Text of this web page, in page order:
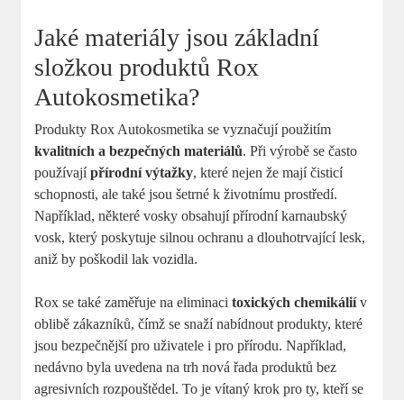
Jaké materiály ⁢jsou základní
složkou produktů Rox
Autokosmetika?
Produkty​ Rox Autokosmetika se​ vyznačují ‍použitím
kvalitních⁤ a bezpečných ⁤materiálů.⁢ Při výrobě ⁤se často
používajípřírodní výtažky, ⁣které nejen ⁢že mají čisticí
schopnosti, ale také jsou šetrné ‌k životnímu​ prostředí.⁢
Například, ‌některé vosky⁣ obsahují přírodní karnaubský
vosk, který poskytuje silnou⁢ ochranu‌ a⁣ dlouhotrvající lesk,
aniž by ‌poškodil lak vozidla.
Rox se také zaměřuje ‍na eliminacitoxických chemikáliív
⁣oblibě zákazníků, ‍čímž se snaží nabídnout ⁣produkty, které​
jsou bezpečnější ‍pro uživatele i pro přírodu.⁣ Například,
nedávno byla​ uvedena⁣ na trh nová řada produktů bez
agresivních rozpouštědel. To‍ je vítaný krok pro ty, kteří se